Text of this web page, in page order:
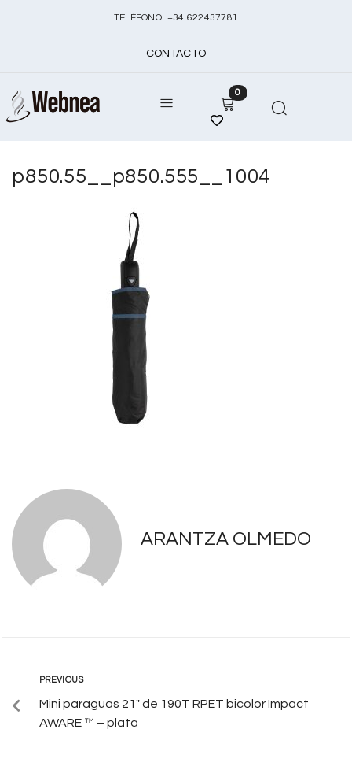
TELÉFONO: +34 622437781
CONTACTO
0
p850.55__p850.555__1004
ARANTZA OLMEDO
PREVIOUS
Mini paraguas 21″ de 190T RPET bicolor Impact
AWARE ™ – plata